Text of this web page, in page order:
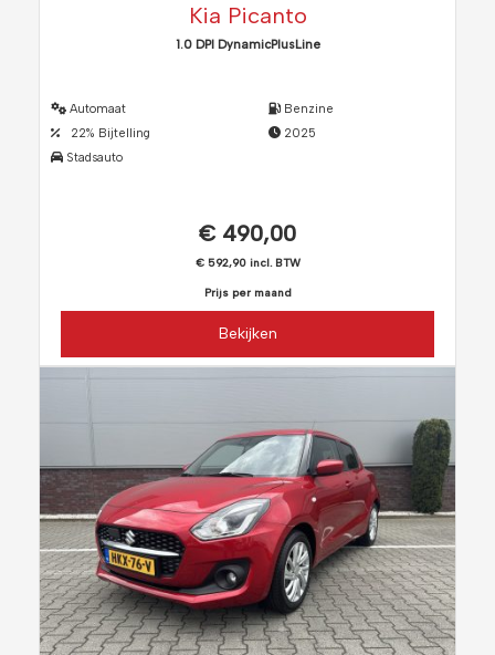
Kia Picanto
1.0 DPI DynamicPlusLine
Automaat
22% Bijtelling
Stadsauto
Benzine
2025
€ 490,00
€ 592,90 incl. BTW
Prijs per maand
Bekijken